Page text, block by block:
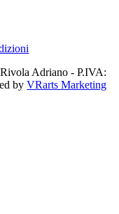
Adriano - P.IVA:
byVRarts Marketing